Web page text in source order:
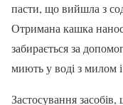
пасти, що вийшла з
Отримана кашка
забирається за
миють у воді з милом
Застосування